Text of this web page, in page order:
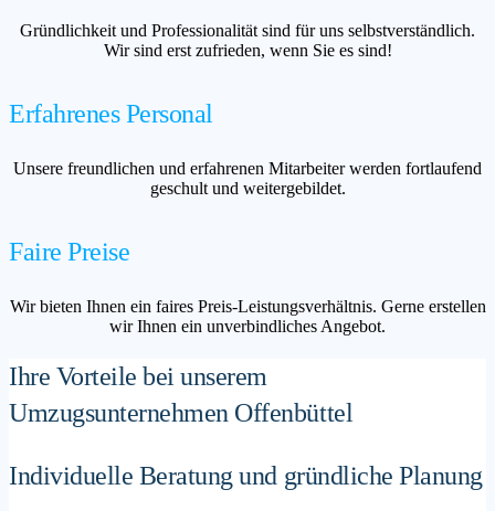
Gründlichkeit und Professionalität sind für uns selbstverständlich.
Wir sind erst zufrieden, wenn Sie es sind!
Erfahrenes Personal
Unsere freundlichen und erfahrenen Mitarbeiter werden fortlaufend
geschult und weitergebildet.
Faire Preise
Wir bieten Ihnen ein faires Preis-Leistungsverhältnis. Gerne erstellen
wir Ihnen ein unverbindliches Angebot.
Ihre Vorteile bei unserem
Umzugsunternehmen Offenbüttel
Individuelle Beratung und gründliche Planung